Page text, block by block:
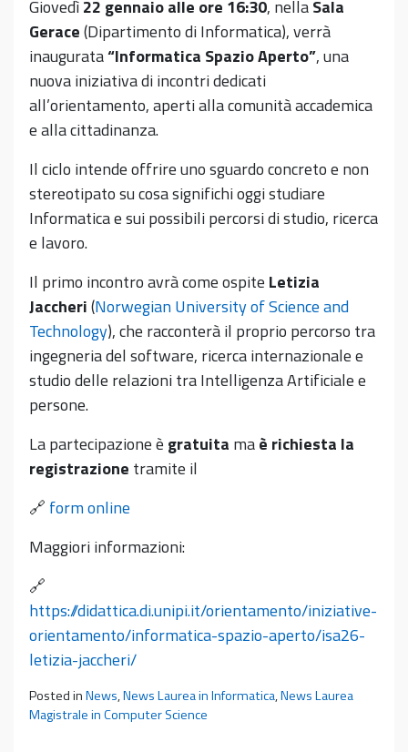
Giovedì22 gennaio alle ore 16:30, nellaSala
Gerace(Dipartimento di Informatica), verrà
inaugurata“Informatica Spazio Aperto”, una
nuova iniziativa di incontri dedicati
all’orientamento, aperti alla comunità accademica
e alla cittadinanza.
Il ciclo intende offrire uno sguardo concreto e non
stereotipato su cosa significhi oggi studiare
Informatica e sui possibili percorsi di studio, ricerca
e lavoro.
Il primo incontro avrà come ospite Letizia
Jaccheri(Norwegian University of Science and
Technology), che racconterà il proprio percorso tra
ingegneria del software, ricerca internazionale e
studio delle relazioni tra Intelligenza Artificiale e
persone.
La partecipazione è gratuita maè richiesta la
registrazione tramite il
🔗 form online
Maggiori informazioni:
🔗
https://didattica.di.unipi.it/orientamento/iniziative-
orientamento/informatica-spazio-aperto/isa26-
letizia-jaccheri/
Posted inNews,News Laurea in Informatica,News Laurea
Magistrale in Computer Science